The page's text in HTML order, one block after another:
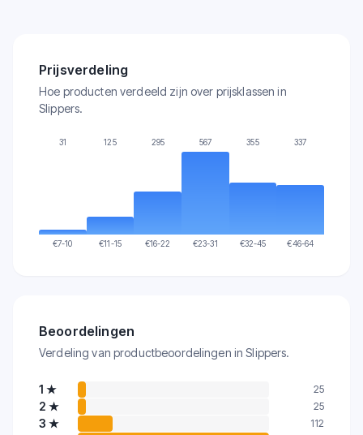
Prijsverdeling
Hoe producten verdeeld zijn over prijsklassen in
Slippers.
31
€7-10
125
€11-15
295
€16-22
567
€23-31
355
€32-45
337
€46-64
Beoordelingen
Verdeling van productbeoordelingen in Slippers.
1 ★ 25
2 ★ 25
3 ★ 112